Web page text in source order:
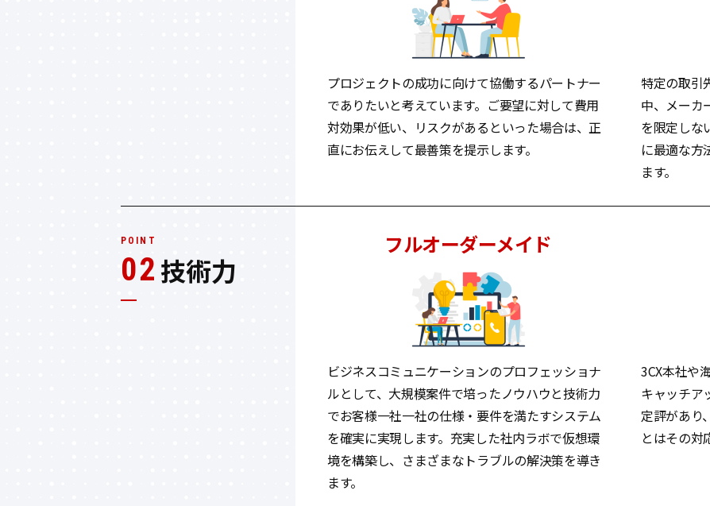
プロジェクトの成功に向けて協働するパートナー
でありたいと考えています。ご要望に対して費用
対効果が低い、リスクがあるといった場合は、正
直にお伝えして最善策を提示します。
特定の取引
中、メーカ
を限定しな
に最適な方
ます。
02
POINT
技術力
フルオーダーメイド
ビジネスコミュニケーションのプロフェッショナ
ルとして、大規模案件で培ったノウハウと技術力
でお客様一社一社の仕様・要件を満たすシステム
を確実に実現します。充実した社内ラボで仮想環
境を構築し、さまざまなトラブルの解決策を導き
ます。
3CX本社や
キャッチア
定評があり
とはその対